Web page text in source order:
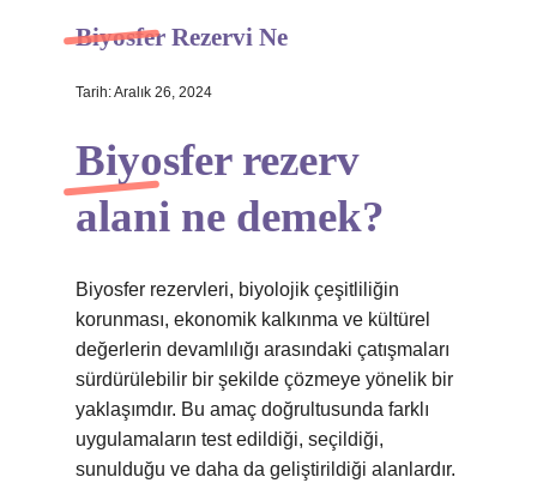
Hakkımızda
Biyosfer Rezervi Ne
Tarih: Aralık 26, 2024
Biyosfer rezerv
alani ne demek?
Biyosfer rezervleri, biyolojik çeşitliliğin
korunması, ekonomik kalkınma ve kültürel
değerlerin devamlılığı arasındaki çatışmaları
sürdürülebilir bir şekilde çözmeye yönelik bir
yaklaşımdır. Bu amaç doğrultusunda farklı
uygulamaların test edildiği, seçildiği,
sunulduğu ve daha da geliştirildiği alanlardır.